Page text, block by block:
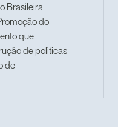
Brasileira
do
que
de políticas
de